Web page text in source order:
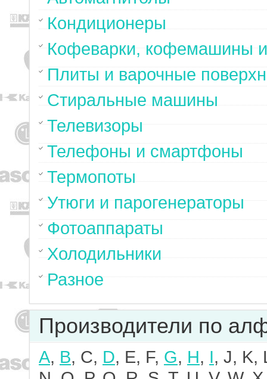
Кондиционеры
Кофеварки, кофемашины
Плиты и варочные
Стиральные машины
Телевизоры
Телефоны и смартфоны
Термопоты
Утюги и парогенераторы
Фотоаппараты
Холодильники
Разное
Производители по
A, B, C, D, E, F, G, H, I, J, K,